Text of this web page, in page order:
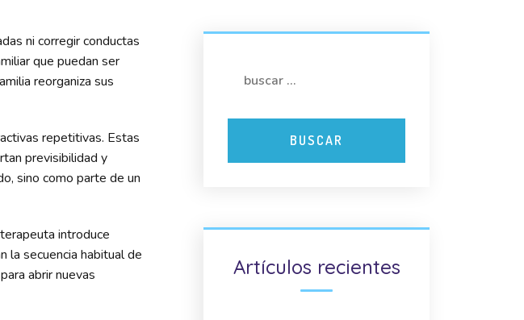
ni corregir conductas
que puedan ser
reorganiza sus
repetitivas. Estas
previsibilidad y
sino como parte de un
introduce
la secuencia habitual de
abrir nuevas
Artículos recientes